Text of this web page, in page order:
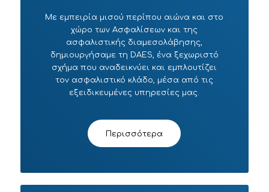
Με εμπειρία μισού περίπου αιώνα και στο
χώρο των Ασφαλίσεων και της
ασφαλιστικής διαμεσολάβησης,
δημιουργήσαμε τη DAES, ένα ξεχωριστό
σχήμα που αναδεικνύει και εμπλουτίζει
τον ασφαλιστικό κλάδο, μέσα από τις
εξειδικευμένες υπηρεσίες μας.
Περισσότερα